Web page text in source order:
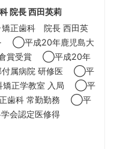
院長 西田英莉
矯正歯科 院長 西田英
成20年鹿児島大
倉賞受賞 ◯平成20年
付属病院 研修医 ◯平
矯正学教室 入局 ◯平
正歯科 常勤勤務 ◯平
学会認定医修得